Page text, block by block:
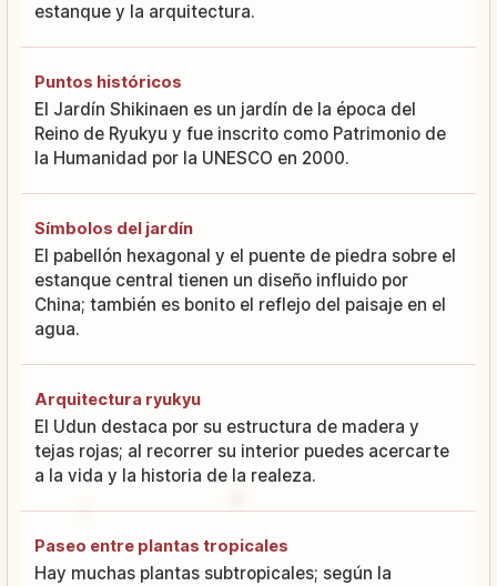
estanque y la arquitectura.
Puntos históricos
El Jardín Shikinaen es un jardín de la época del
Reino de Ryukyu y fue inscrito como Patrimonio de
la Humanidad por la UNESCO en 2000.
Símbolos del jardín
El pabellón hexagonal y el puente de piedra sobre el
estanque central tienen un diseño influido por
China; también es bonito el reflejo del paisaje en el
agua.
Arquitectura ryukyu
El Udun destaca por su estructura de madera y
tejas rojas; al recorrer su interior puedes acercarte
a la vida y la historia de la realeza.
Paseo entre plantas tropicales
Hay muchas plantas subtropicales; según la